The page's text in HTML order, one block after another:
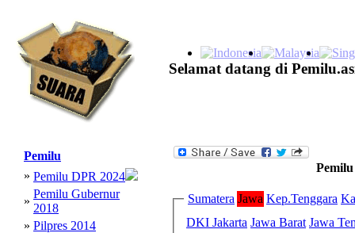
Selamat datang di
Pemilu
» Pemilu DPR 2024
»
Pemilu Gubernur
2018
» Pilpres 2014
Sumatera Jawa Kep.Tenggara
DKI Jakarta Jawa Barat Jawa